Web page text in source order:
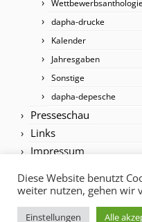
dapha-drucke
Kalender
Jahresgaben
Sonstige
dapha-depesche
Presseschau
Links
Impressum
Diese Website benutzt
weiter nutzen, gehen wir
Einstellungen Alle